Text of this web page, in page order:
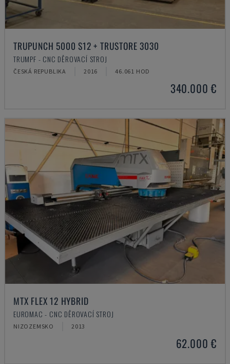
TRUPUNCH 5000 S12 + TRUSTORE 3030
TRUMPF - CNC DĚROVACÍ STROJ
ČESKÁ REPUBLIKA 2016 46.061 HOD
340.000 €
MTX FLEX 12 HYBRID
EUROMAC - CNC DĚROVACÍ STROJ
NIZOZEMSKO 2013
62.000 €